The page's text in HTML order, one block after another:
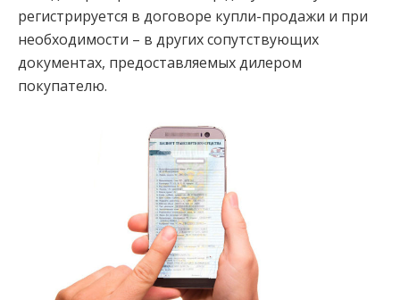
регистрируется в договоре купли-продажи и при
необходимости – в других сопутствующих
документах, предоставляемых дилером
покупателю.